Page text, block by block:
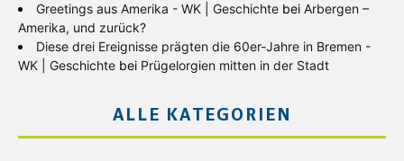
Greetings aus Amerika - WK | Geschichte bei Arbergen –
Amerika, und zurück?
Diese drei Ereignisse prägten die 60er-Jahre in Bremen -
WK | Geschichte bei Prügelorgien mitten in der Stadt
ALLE KATEGORIEN